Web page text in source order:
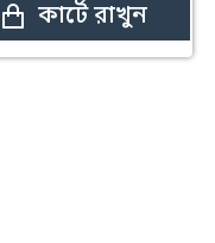
কার্টে রাখুন